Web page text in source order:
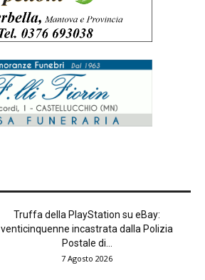
Truffa della PlayStation su eBay:
venticinquenne incastrata dalla Polizia
Postale di...
7 Agosto 2026